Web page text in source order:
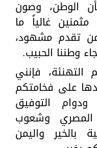
الوطن، وصون
غالياً ما
تقدم مشهود،
وطننا الحبيب.
التهنئة، فإنني
على فخامتكم
ودوام التوفيق
المصري وشعوب
بالخير واليمن